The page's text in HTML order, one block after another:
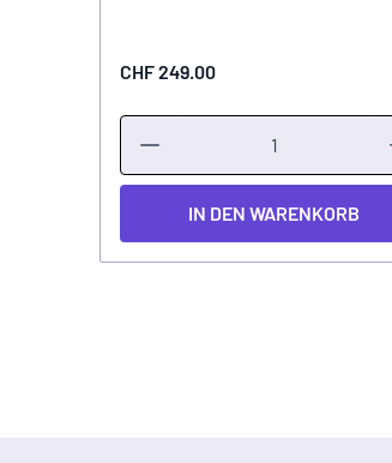
CHF 249.00
IN DEN WARENKORB